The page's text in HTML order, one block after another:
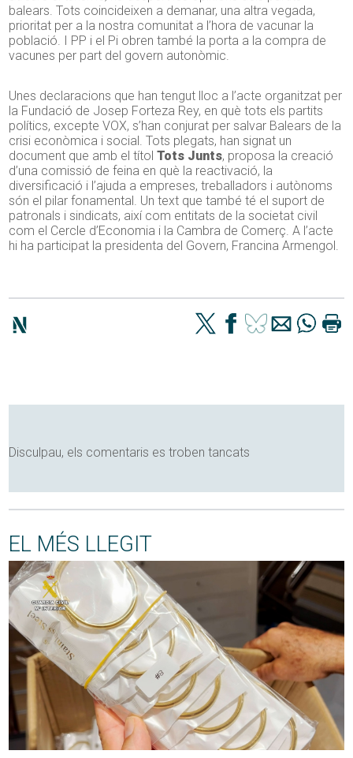
balears. Tots coincideixen a demanar, una altra vegada,
prioritat per a la nostra comunitat a l’hora de vacunar la
població. I PP i el Pi obren també la porta a la compra de
vacunes per part del govern autonòmic.
Unes declaracions que han tengut lloc a l’acte organitzat per
la Fundació de Josep Forteza Rey, en què tots els partits
polítics, excepte VOX, s’han conjurat per salvar Balears de la
crisi econòmica i social. Tots plegats, han signat un
document que amb el títol Tots Junts, proposa la creació
d’una comissió de feina en què la reactivació, la
diversificació i l’ajuda a empreses, treballadors i autònoms
són el pilar fonamental. Un text que també té el suport de
patronals i sindicats, així com entitats de la societat civil
com el Cercle d’Economia i la Cambra de Comerç. A l’acte
hi ha participat la presidenta del Govern, Francina Armengol.
Disculpau, els comentaris es troben tancats
EL MÉS LLEGIT